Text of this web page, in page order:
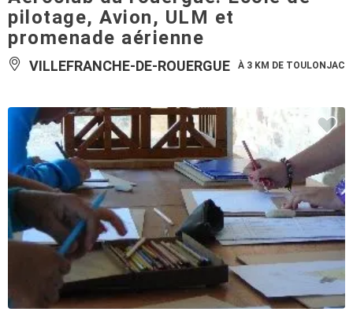
pilotage, Avion, ULM et
promenade aérienne
VILLEFRANCHE-DE-ROUERGUE À 3 KM DE TOULONJAC